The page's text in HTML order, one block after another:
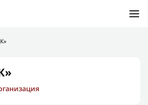
форма не найдена.
нам
в ближайшее время и сообщим
новый запрос